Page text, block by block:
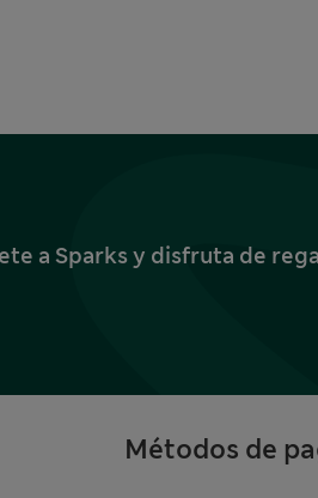
a Sparks y disfruta de
Métodos de